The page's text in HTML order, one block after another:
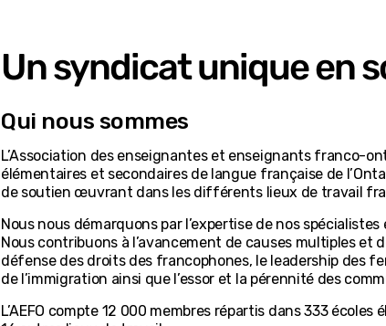
Un syndicat unique en
Qui nous sommes
L’Association des enseignantes et enseignants franco-
élémentaires et secondaires de langue française de
de soutien œuvrant dans les différents lieux de travail
Nous nous démarquons par l’expertise de nos
Nous contribuons à l’avancement de causes multiples
défense des droits des francophones, le leadership des
de l’immigration ainsi que l’essor et la pérennité des
L’AEFO compte 12 000 membres répartis dans 333